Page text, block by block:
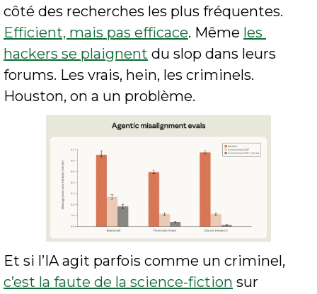
Efficient, mais pas efficace. Même les
hackers se plaignent du slop dans leurs
forums. Les vrais, hein, les criminels.
Houston, on a un problème.
c’est la faute de la science-fiction sur